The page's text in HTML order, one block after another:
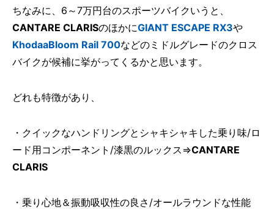
ちなみに、6～7万円台のスポーツバイクいうと、
CANTARE CLARISのほかにGIANT ESCAPE RX3や
KhodaaBloom Rail 700などのミドルグレードのクロス
バイクが候補に挙がってくるかと思います。
どれも特徴があり、
・クイックなハンドリングとシャキシャキした乗り味/ロ
ード用コンポーネント/漆黒のルックス⇒CANTARE
CLARIS
・乗り心地＆振動吸収性の良さ/オールラウンドな性能